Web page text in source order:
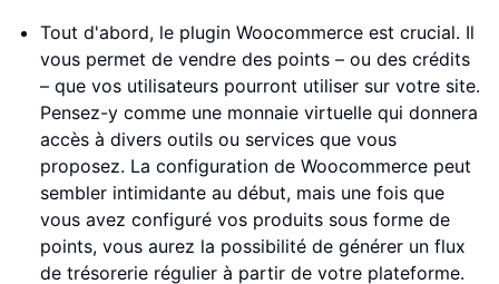
Tout d'abord, le plugin Woocommerce est crucial. Il
vous permet de vendre des points – ou des crédits
– que vos utilisateurs pourront utiliser sur votre site.
Pensez-y comme une monnaie virtuelle qui donnera
accès à divers outils ou services que vous
proposez. La configuration de Woocommerce peut
sembler intimidante au début, mais une fois que
vous avez configuré vos produits sous forme de
points, vous aurez la possibilité de générer un flux
de trésorerie régulier à partir de votre plateforme.